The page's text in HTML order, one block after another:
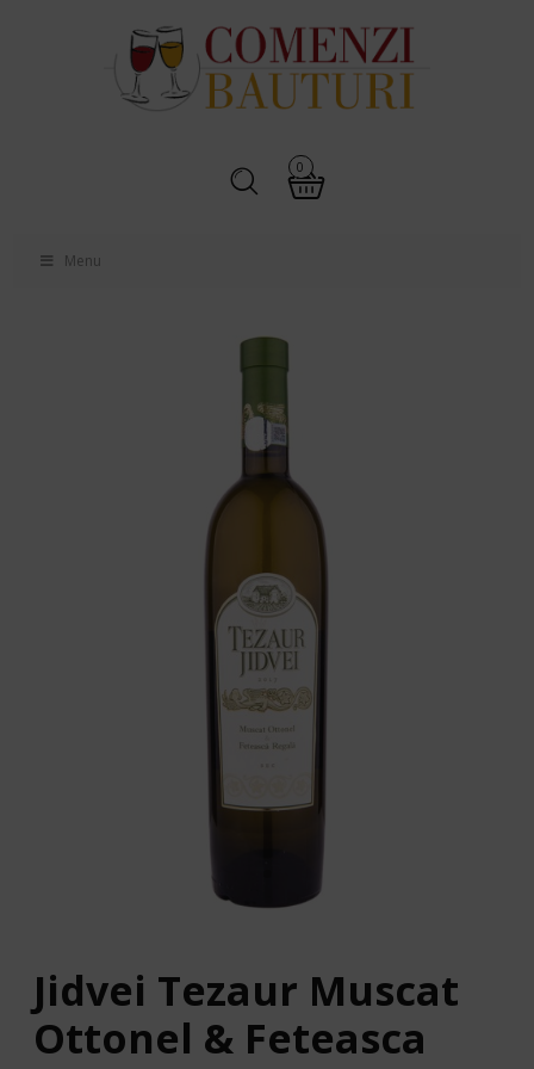
0
Menu
Jidvei Tezaur Muscat
Ottonel & Feteasca